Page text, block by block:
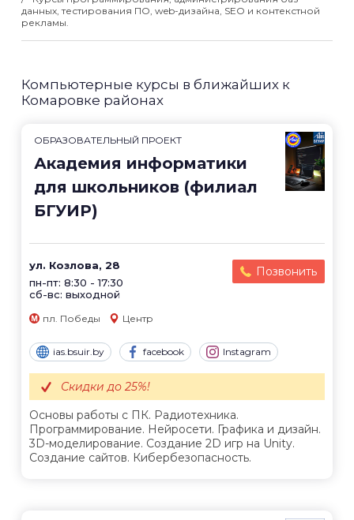
данных, тестирования ПО, web-дизайна, SEO и контекстной
рекламы.
Компьютерные курсы в ближайших к
Комаровке районах
ОБРАЗОВАТЕЛЬНЫЙ ПРОЕКТ
Академия информатики
для школьников (филиал
БГУИР)
ул. Козлова, 28
пн-пт: 8:30 - 17:30
сб-вс: выходной
Позвонить
пл. Победы Центр
ias.bsuir.by facebook Instagram
Основы работы с ПК. Радиотехника.
Программирование. Нейросети. Графика и дизайн.
3D-моделирование. Создание 2D игр на Unity.
Создание сайтов. Кибербезопасность.
Скидки до 25%!